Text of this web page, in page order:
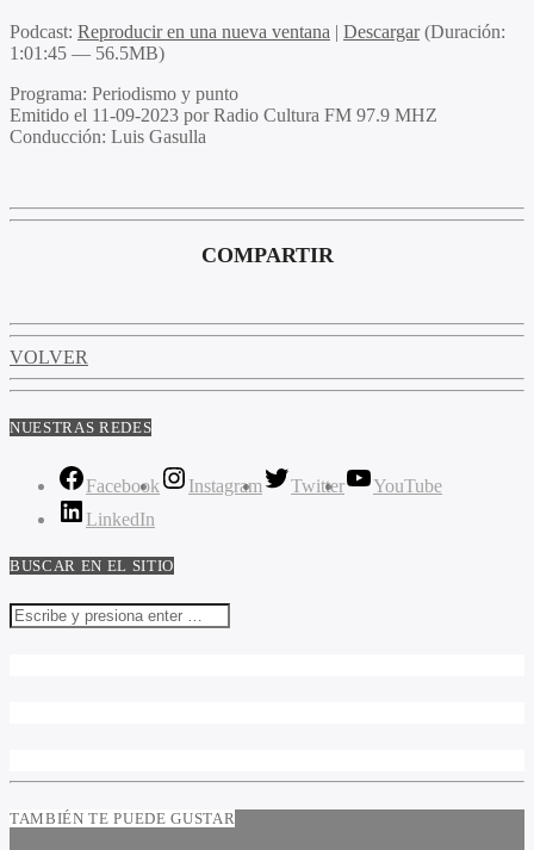
Podcast: Reproducir en una nueva ventana | Descargar(Duración:
1:01:45 — 56.5MB)
Programa: Periodismo y punto
Emitido el 11-09-2023 por Radio Cultura FM 97.9 MHZ
Conducción: Luis Gasulla
COMPARTIR
VOLVER
NUESTRAS REDES
Facebook Instagram Twitter
YouTube
LinkedIn
BUSCAR EN EL SITIO
TAMBIÉN TE PUEDE GUSTAR